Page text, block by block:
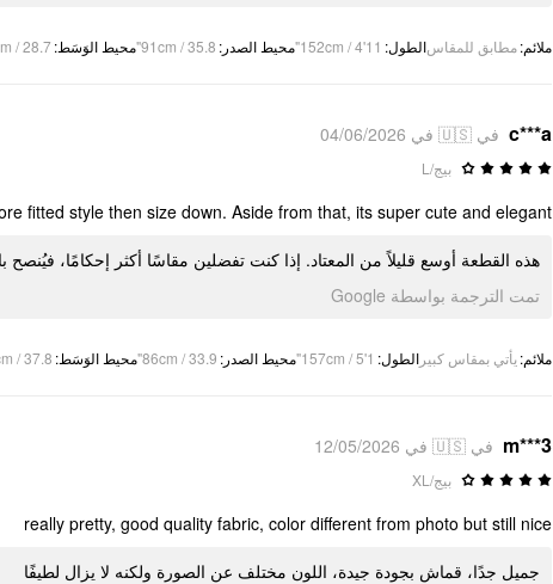
ملائم:مطابق للمقاسالطول:
152cm / 4'11" محيط الصدر:
91cm / 35.8" محيط الوَسَط:
/ 28.7"
c***a في 🇺🇸 في 04/06/2026
بيج/L
fitted style then size down. Aside from that, its super cute and elegant!
هذه القطعة أوسع قليلاً من المعتاد. إذا كنت تفضلين مقاسًا أكثر إحكامًا، فيُنصح
تمت الترجمة بواسطة Google
ملائم:يأتي بمقاس كبير الطول:
157cm / 5'1" محيط الصدر:
86cm / 33.9" محيط الوَسَط:
/ 37.8"
m***3 في 🇺🇸 في 12/05/2026
بيج/XL
really pretty, good quality fabric, color different from photo but still nice
جميل جدًا، قماش بجودة جيدة، اللون مختلف عن الصورة ولكنه لا يزال لطيفًا